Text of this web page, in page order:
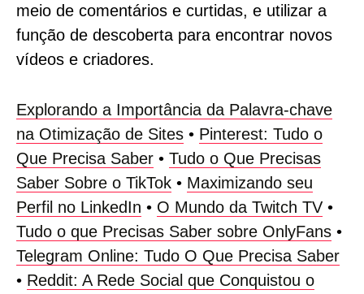
meio de comentários e curtidas, e utilizar a
função de descoberta para encontrar novos
vídeos e criadores.
Explorando a Importância da Palavra-chave
na Otimização de Sites • Pinterest: Tudo o
Que Precisa Saber • Tudo o Que Precisas
Saber Sobre o TikTok • Maximizando seu
Perfil no LinkedIn • O Mundo da Twitch TV •
Tudo o que Precisas Saber sobre OnlyFans •
Telegram Online: Tudo O Que Precisa Saber
• Reddit: A Rede Social que Conquistou o